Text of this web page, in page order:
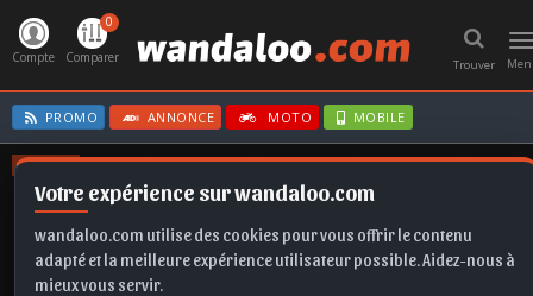
Votre expérience sur wandaloo.com
wandaloo.com utilise des cookies pour vous offrir le contenu
adapté et la meilleure expérience utilisateur possible. Aidez-nous à
mieux vous servir.
Trouver
Compte
0
Comparer
PROMO ANNONCE MOTO MOBILE
OFFRES
SCALA TIGUAN